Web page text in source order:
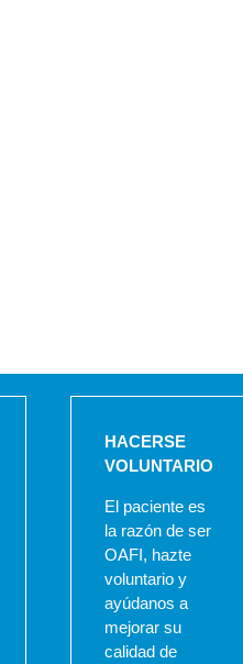
HACERSE
VOLUNTARIO
El paciente es
la razón de ser
OAFI, hazte
voluntario y
ayúdanos a
mejorar su
calidad de